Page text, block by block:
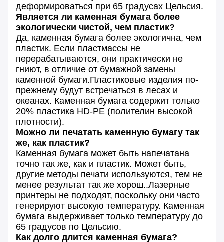
деформироваться при 65 градусах Цельсия.
Является ли каменная бумага более
экологически чистой, чем пластик?
Да, каменная бумага более экологична, чем
пластик. Если пластмассы не
перерабатываются, они практически не
гниют, в отличие от бумажной замены
каменной бумаги.Пластиковые изделия по-
прежнему будут встречаться в лесах и
океанах. Каменная бумага содержит только
20% пластика HD-PE (полителин высокой
плотности).
Можно ли печатать каменную бумагу так
же, как пластик?
Каменная бумага может быть напечатана
точно так же, как и пластик. Может быть,
другие методы печати используются, тем не
менее результат так же хорош..Лазерные
принтеры не подходят, поскольку они часто
генерируют высокую температуру. Каменная
бумага выдерживает только температуру до
65 градусов по Цельсию.
Как долго длится каменная бумага?